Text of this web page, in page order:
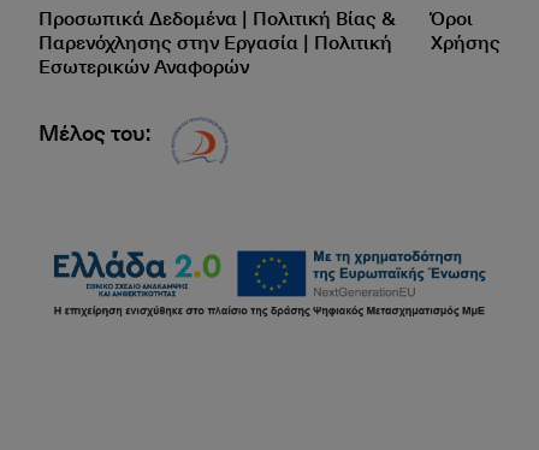
Προσωπικά Δεδομένα | Πολιτική Βίας &
Παρενόχλησης στην Εργασία | Πολιτική
Εσωτερικών Αναφορών
Όροι
Χρήσης
Μέλος του: